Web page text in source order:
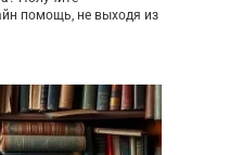
помощь, не выходя из